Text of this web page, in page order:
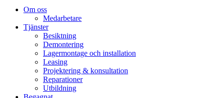
Om oss
Medarbetare
Tjänster
Besiktning
Demontering
Lagermontage och installation
Leasing
Projektering & konsultation
Reparationer
Utbildning